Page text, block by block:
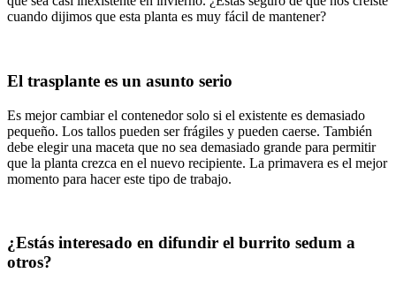
cuando dijimos que esta planta es muy fácil de mantener?
El trasplante es un asunto serio
Es mejor cambiar el contenedor solo si el existente es demasiado
pequeño. Los tallos pueden ser frágiles y pueden caerse. También
debe elegir una maceta que no sea demasiado grande para permitir
que la planta crezca en el nuevo recipiente. La primavera es el mejor
momento para hacer este tipo de trabajo.
¿Estás interesado en difundir el burrito sedum a
otros?